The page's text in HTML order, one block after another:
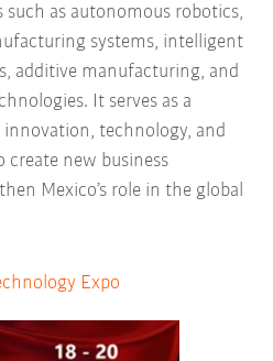
as autonomous robotics,
systems, intelligent
additive manufacturing, and
It serves as a
technology, and
create new business
Mexico’s role in the global
Expo